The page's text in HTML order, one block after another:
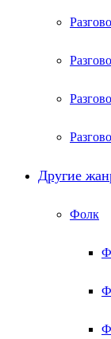
Другие
Фолк